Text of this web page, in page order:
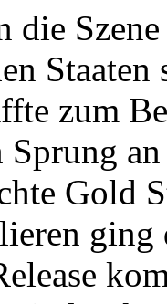
die
zum
Sprung
Gold
ging